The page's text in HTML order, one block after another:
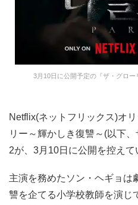
3月10日に公開予定の『ザ・グロ
Netflix(ネットフリックス)オ
リー～輝かしき復讐～(以下
2が、3月10日に公開を控えて
主演を務めたソン・ヘギョは
讐を企てる小学校教師を演じ